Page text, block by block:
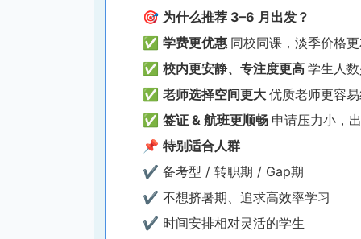
🎯 为什么推荐 3–6 月出发？
✅ 学费更优惠 同校同课，淡季价格
✅ 校内更安静、专注度更高 学生人
✅ 老师选择空间更大 优质老师更容
✅ 签证 & 航班更顺畅 申请压力小，
📌 特别适合人群
✔ 备考型 / 转职期 / Gap期
✔ 不想挤暑期、追求高效率学习
✔ 时间安排相对灵活的学生